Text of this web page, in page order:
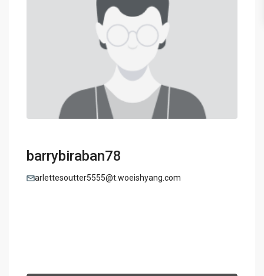
barrybiraban78
arlettesoutter5555@t.woeishyang.com